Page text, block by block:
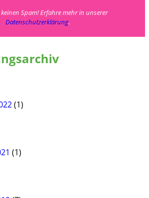
Spam! Erfahre mehr in unserer
Datenschutzerklärung.
(1)
(1)